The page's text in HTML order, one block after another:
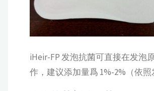
iHeir-FP 发泡抗菌可直接在发泡
作，建议添加量爲 1%-2%（依照